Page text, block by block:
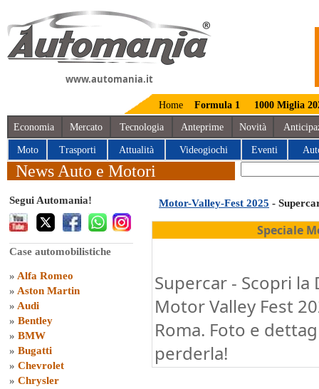
www.automania.it
Home Formula 1 1000 Miglia
Economia Mercato Tecnologia Anteprime Novità
Moto Trasporti Attualità Videogiochi Eventi
News Auto e Motori
Segui Automania!
Case automobilistiche
» Alfa Romeo
» Aston Martin
» Audi
» Bentley
» BMW
» Bugatti
» Chevrolet
» Chrysler
Motor-Valley-Fest 2025 -
Speciale
Supercar - Scopri la
Motor Valley Fest
Roma. Foto e
perderla!